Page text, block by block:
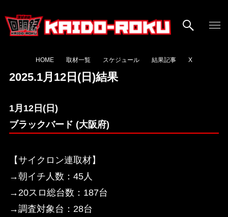
HOME 取材一覧 スケジュール 結果記事 X
2025.1月12日(日)結果
1月12日(日)
ブラックバード (大阪府)
【サイクロン連取材】
→朝イチ人数：45人
→20スロ総台数：187台
→調査対象台：28台